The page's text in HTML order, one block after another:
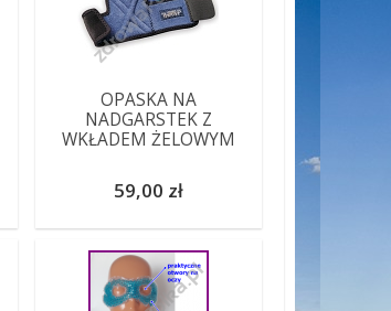
OPASKA NA
NADGARSTEK Z
WKŁADEM ŻELOWYM
59,00 zł